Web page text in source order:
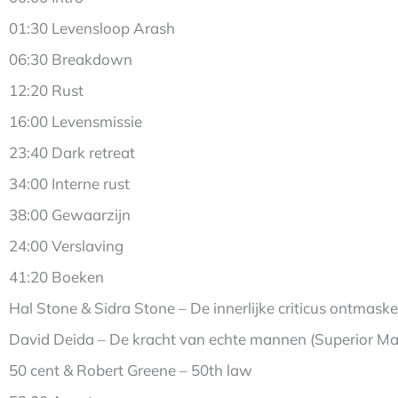
01:30 Levensloop Arash
06:30 Breakdown
12:20 Rust
16:00 Levensmissie
23:40 Dark retreat
34:00 Interne rust
38:00 Gewaarzijn
24:00 Verslaving
41:20 Boeken
Hal Stone & Sidra Stone – De innerlijke criticus
David Deida – De kracht van echte mannen (Superior
50 cent & Robert Greene – 50th law